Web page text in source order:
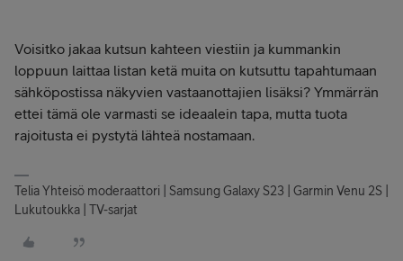
Voisitko jakaa kutsun kahteen viestiin ja kummankin
loppuun laittaa listan ketä muita on kutsuttu tapahtumaan
sähköpostissa näkyvien vastaanottajien lisäksi? Ymmärrän
ettei tämä ole varmasti se ideaalein tapa, mutta tuota
rajoitusta ei pystytä lähteä nostamaan.
Telia Yhteisö moderaattori | Samsung Galaxy S23 | Garmin Venu 2S |
Lukutoukka | TV-sarjat